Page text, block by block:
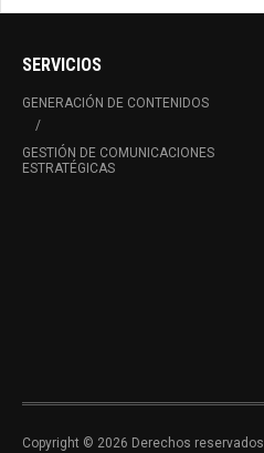
SERVICIOS
GENERACIÓN DE CONTENIDOS
GESTIÓN DE COMUNICACIONES
ESTRATÉGICAS
Copyright © 2026 Derechos reservados